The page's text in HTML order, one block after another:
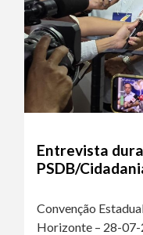
Entrevista
PSDB/
Convenção
Horizonte – 28-07-